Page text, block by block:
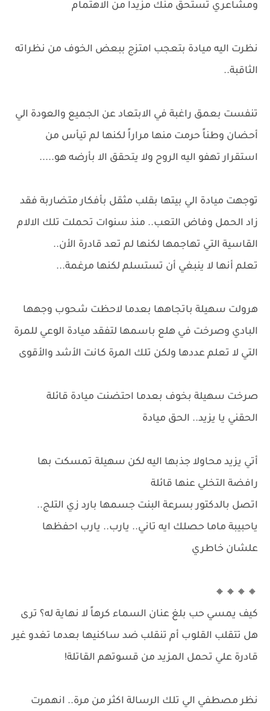
ومشاعري تستحق منك مزيداً من الاهتمام
نظرت اليه ميادة بتعجب امتزج ببعض الخوف من نظراته
الثاقبة..
تنفست بعمق راغبة في الابتعاد عن الجميع والعودة الي
أحضان وطناً حرمت منها مراراً لكنها لم تيأس من
استقرار تهفو اليه الروح ولا يتحقق الا بأرضه هو.....
توجهت ميادة الي بيتها بقلب مثقل بأفكار متضاربة فقد
زاد الحمل وفاض التعب.. منذ سنوات تحملت تلك الالام
القاسية التي تهاجمها لكنها لم تعد قادرة الأن..
تعلم أنها لا ينبغي أن تستسلم لكنها مرغمة...
هرولت سهيلة باتجاهها بعدما لاحظت شحوب وجهها
البادي وصرخت في هلع باسمها لتفقد ميادة الوعي للمرة
التي لا تعلم عددها ولكن تلك المرة كانت الأشد والأقوى
صرخت سهيلة بخوف بعدما احتضنت ميادة قائلة
الحقني يا يزيد.. الحق ميادة
أتي يزيد محاولا جذبها اليه لكن سهيلة تمسكت بها
رافضة التخلي عنها قائلة
اتصل بالدكتور بسرعة البنت جسمها بارد زي التلج..
ياحبيبة ماما حصلك ايه تاني.. يارب.. يارب احفظها
علشان خاطري
🔸🔸🔸🔸
كيف يمسي حب بلغ عنان السماء كرهاً لا نهاية له؟ ترى
هل تتقلب القلوب أم تنقلب ضد ساكنيها بعدما تغدو غير
قادرة علي تحمل المزيد من قسوتهم القاتلة!
نظر مصطفي الي تلك الرسالة اكثر من مرة.. انهمرت